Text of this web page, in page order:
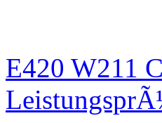
E420 W211